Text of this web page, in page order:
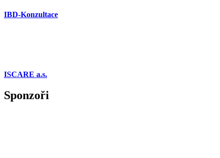
IBD-Konzultace
ISCARE a.s.
Sponzoři